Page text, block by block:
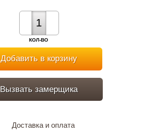
КОЛ-ВО
Добавить в корзину
Вызвать замерщика
Доставка и оплата